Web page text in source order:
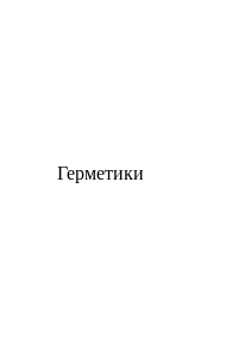
Герметики